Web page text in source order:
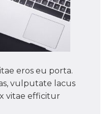
eros eu porta.
vulputate lacus
vitae efficitur